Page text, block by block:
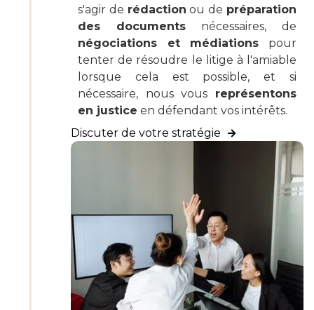
s'agir de rédaction ou de préparation
des documents nécessaires, de
négociations et médiations pour
tenter de résoudre le litige à l'amiable
lorsque cela est possible, et si
nécessaire, nous vous représentons
en justice en défendant vos intérêts.
Discuter de votre stratégie
